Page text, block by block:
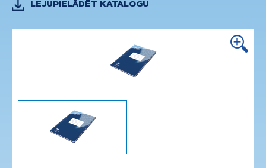
LEJUPIELĀDĒT KATALOGU